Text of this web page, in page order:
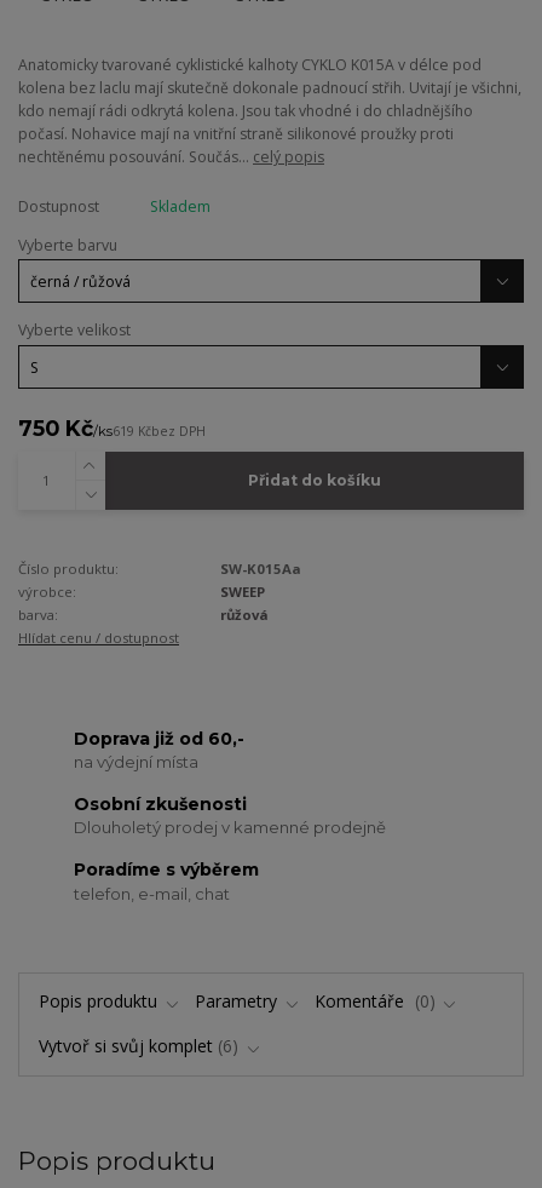
Anatomicky tvarované cyklistické kalhoty CYKLO K015A v délce pod
kolena bez laclu mají skutečně dokonale padnoucí střih. Uvitají je všichni,
kdo nemají rádi odkrytá kolena. Jsou tak vhodné i do chladnějšího
počasí. Nohavice mají na vnitřní straně silikonové proužky proti
nechtěnému posouvání. Součás... celý popis
Dostupnost
Skladem
Vyberte barvu
Vyberte velikost
750 Kč/ks619 Kčbez DPH
Přidat do košíku
Číslo produktu:
SW-K015Aa
výrobce:
SWEEP
barva:
růžová
Hlídat cenu / dostupnost
Doprava již od 60,-
na výdejní místa
Osobní zkušenosti
Dlouholetý prodej v kamenné prodejně
Poradíme s výběrem
telefon, e-mail, chat
Popis produktu Parametry Komentáře
0
Vytvoř si svůj komplet 6
Popis produktu